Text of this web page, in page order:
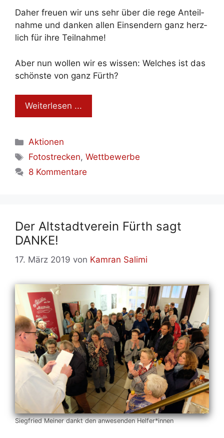
Da­her freu­en wir uns sehr über die re­ge An­teil­
nah­me und dan­ken al­len Ein­sen­dern ganz herz­
lich für ih­re Teil­nah­me!
Aber nun wol­len wir es wis­sen: Wel­ches ist das
schöns­te von ganz Fürth?
Wei­ter­le­sen ...
Kategorien
Aktionen
Schlagwörter
Fotostrecken,Wettbewerbe
8 Kommentare
Der Alt­stadt­ver­ein Fürth sagt
DANKE!
17. März 2019 von Kamran Salimi
Sieg­fried Mei­ner dankt den an­we­sen­den Helfer*innen